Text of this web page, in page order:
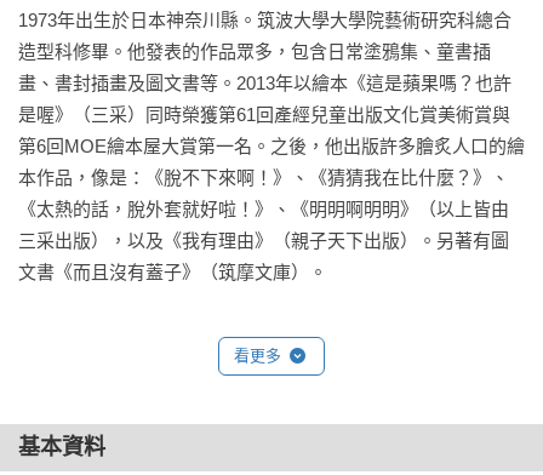
1973年出生於日本神奈川縣。筑波大學大學院藝術研究科總合
造型科修畢。他發表的作品眾多，包含日常塗鴉集、童書插
畫、書封插畫及圖文書等。2013年以繪本《這是蘋果嗎？也許
是喔》（三采）同時榮獲第61回產經兒童出版文化賞美術賞與
第6回MOE繪本屋大賞第一名。之後，他出版許多膾炙人口的繪
本作品，像是：《脫不下來啊！》、《猜猜我在比什麼？》、
《太熱的話，脫外套就好啦！》、《明明啊明明》（以上皆由
三采出版），以及《我有理由》（親子天下出版）。另著有圖
文書《而且沒有蓋子》（筑摩文庫）。
看更多
基本資料